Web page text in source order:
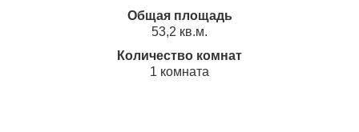
Общая площадь
53,2 кв.м.
Количество комнат
1 комната